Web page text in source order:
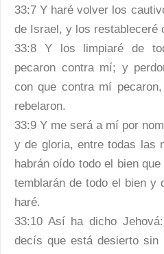
33:7 Y haré volver los
de Israel, y los restableceré
33:8 Y los limpiaré de
pecaron contra mí; y
con que contra mí
rebelaron.
33:9 Y me será a mí por
y de gloria, entre todas las
habrán oído todo el bien
temblarán de todo el bien y
haré.
33:10 Así ha dicho
decís que está desierto sin